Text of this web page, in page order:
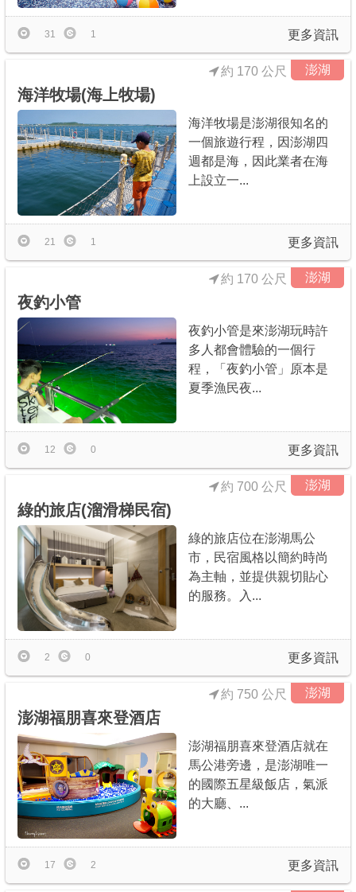
更多資訊
31 1
澎湖
海洋牧場(海上牧場)
約 170 公尺
海洋牧場是澎湖很知名的
一個旅遊行程，因澎湖四
週都是海，因此業者在海
上設立一...
更多資訊
21 1
澎湖
夜釣小管
約 170 公尺
夜釣小管是來澎湖玩時許
多人都會體驗的一個行
程，「夜釣小管」原本是
夏季漁民夜...
更多資訊
12 0
澎湖
綠的旅店(溜滑梯民宿)
約 700 公尺
綠的旅店位在澎湖馬公
市，民宿風格以簡約時尚
為主軸，並提供親切貼心
的服務。入...
更多資訊
2 0
澎湖
澎湖福朋喜來登酒店
約 750 公尺
澎湖福朋喜來登酒店就在
馬公港旁邊，是澎湖唯一
的國際五星級飯店，氣派
的大廳、...
更多資訊
17 2